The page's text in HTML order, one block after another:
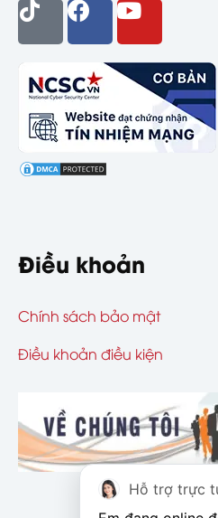
Điều khoản
Chính sách bảo mật
Điều khoản điều kiện
Hỗ trợ trực